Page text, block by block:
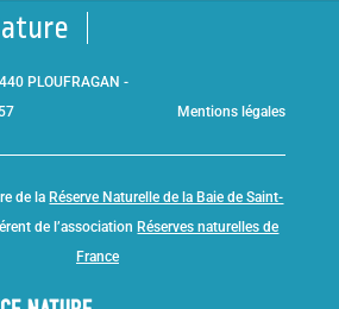
PLOUFRAGAN -
Mentions légales
de la Réserve Naturelle de la Baie de Saint-
de l’association Réserves naturelles de
France